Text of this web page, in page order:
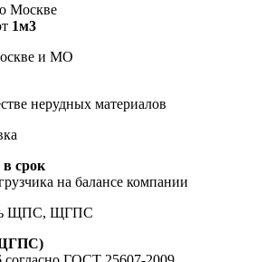
Москве
1м3
нерудных материалов
срок
на балансе компании